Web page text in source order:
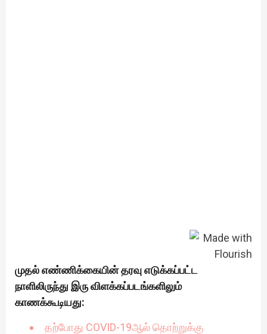
முதல் எண்ணிக்கையின் தரவு எடுக்கப்பட்ட
நாளிலிருந்து இரு விளக்கப்படங்களிலும்
காணக்கூடியது:
தற்போது COVID-19ஆல் தொற்றுக்கு